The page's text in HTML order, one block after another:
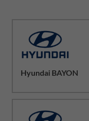
Hyundai BAYON